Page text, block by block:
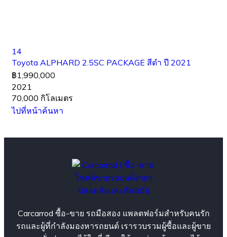
14
Toyota ALPHARD 2.5SC PACKAGE สีดำ ปี 2021
฿1,990,000
2021
70,000 กิโลเมตร
ไปที่หน้าค้นหา
Carcarrod ซื้อ-ขาย รถมือสอง แพลตฟอร์มสำหรับคนรัก
รถและผู้ที่กำลังมองหารถยนต์ เรารวบรวมผู้ซื้อและผู้ขาย